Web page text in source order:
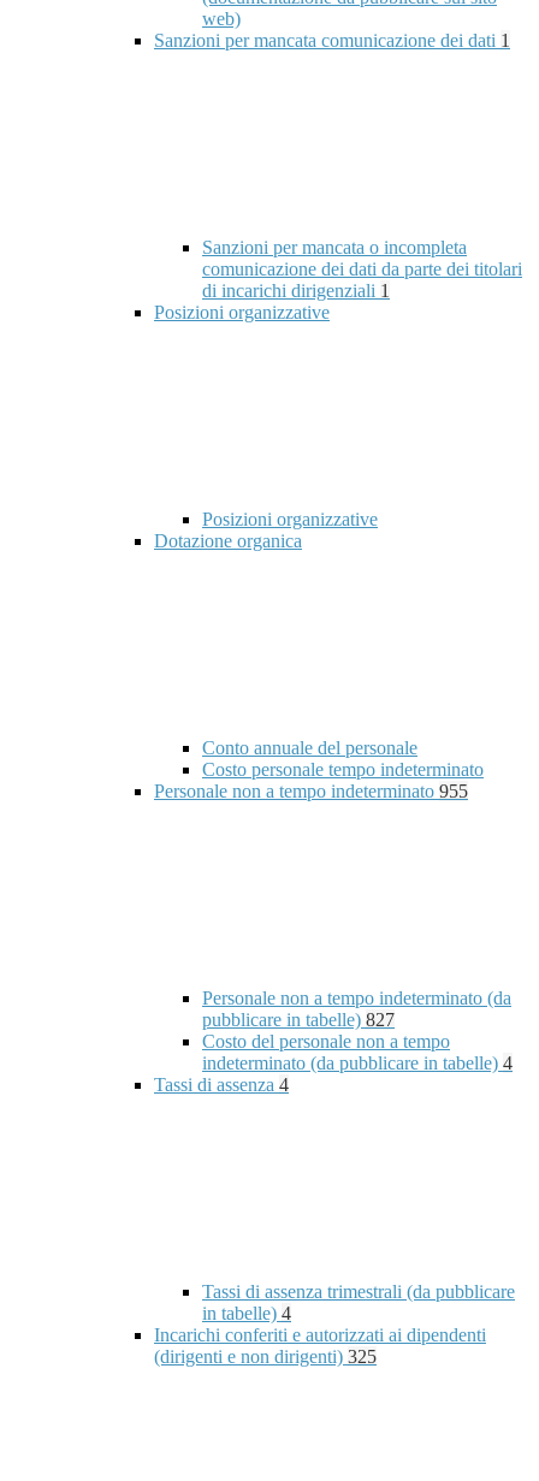
web)
Sanzioni per mancata comunicazione dei dati 1
Sanzioni per mancata o incompleta
comunicazione dei dati da parte dei titolari
di incarichi dirigenziali 1
Posizioni organizzative
Posizioni organizzative
Dotazione organica
Conto annuale del personale
Costo personale tempo indeterminato
Personale non a tempo indeterminato 955
Personale non a tempo indeterminato (da
pubblicare in tabelle) 827
Costo del personale non a tempo
indeterminato (da pubblicare in tabelle) 4
Tassi di assenza 4
Tassi di assenza trimestrali (da pubblicare
in tabelle) 4
Incarichi conferiti e autorizzati ai dipendenti
(dirigenti e non dirigenti) 325